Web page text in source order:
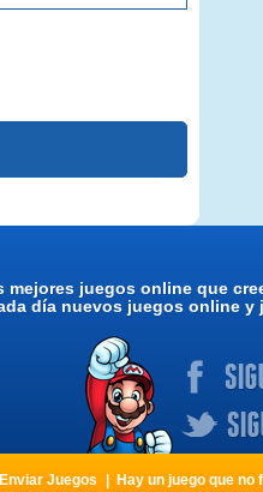
juegos online que
día nuevos juegos online y
Enviar Juegos Hay un juego que no